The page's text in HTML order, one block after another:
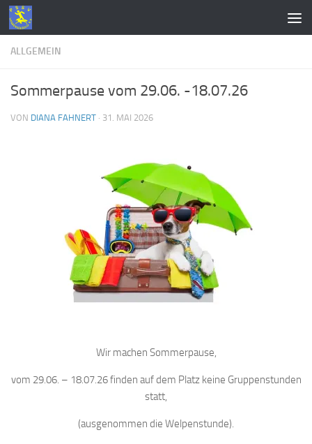
Zum Inhalt springen
ALLGEMEIN
Sommerpause vom 29.06. -18.07.26
VON DIANA FAHNERT · 31. MAI 2026
Wir machen Sommerpause,
vom 29.06. – 18.07.26 finden auf dem Platz keine Gruppenstunden
statt,
(ausgenommen die Welpenstunde).